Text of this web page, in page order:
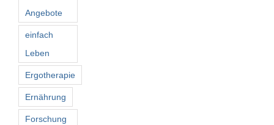
Angebote
einfach
Leben
Ergotherapie
Ernährung
Forschung